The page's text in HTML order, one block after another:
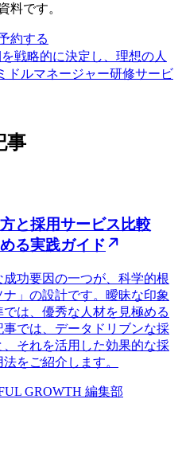
料です。
約する
戦略的に決定し、理想の人
ドルマネージャー研修サービ
事
と採用サービス比較
る実践ガイド
功要因の一つが、科学的根
」の設計です。曖昧な印象
は、優秀な人材を見極める
では、データドリブンな採
それを活用した効果的な採
をご紹介します。
GROWTH 編集部